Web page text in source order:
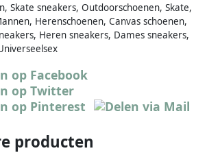
Skate sneakers, Outdoorschoenen, Skate,
Herenschoenen, Canvas schoenen,
Heren sneakers, Dames sneakers,
producten